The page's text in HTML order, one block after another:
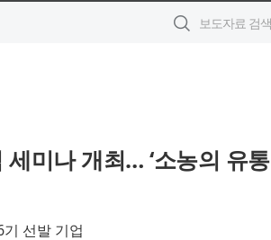
미나 개최… ‘소농의 유통
선발 기업